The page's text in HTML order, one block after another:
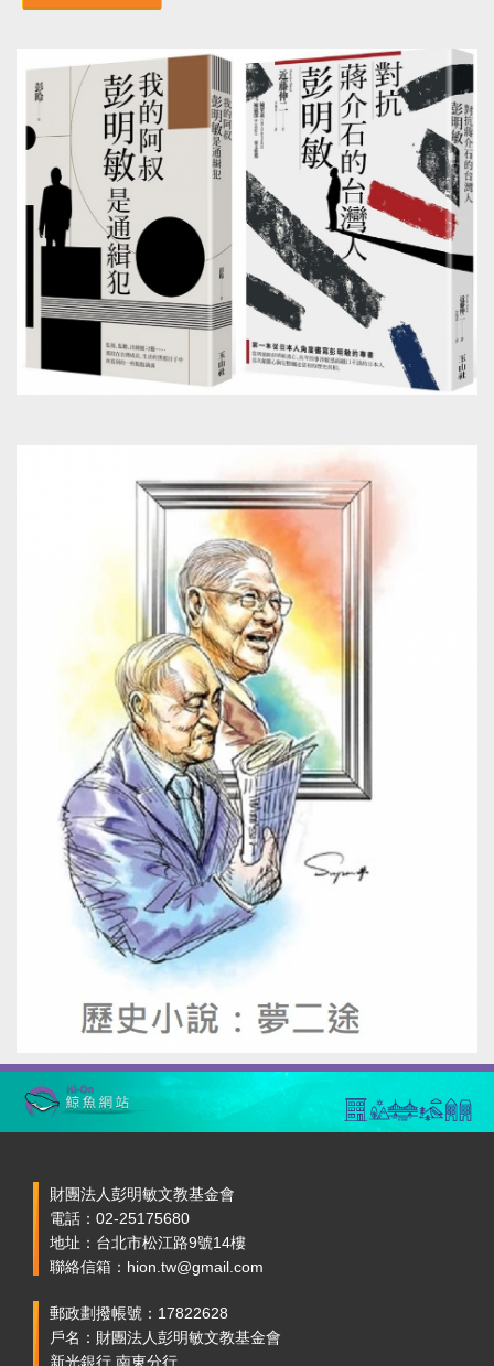
財團法人彭明敏文教基金會
電話：02-25175680
地址：台北市松江路9號14樓
聯絡信箱：hion.tw@gmail.com
郵政劃撥帳號：17822628
戶名：財團法人彭明敏文教基金會
新光銀行 南東分行